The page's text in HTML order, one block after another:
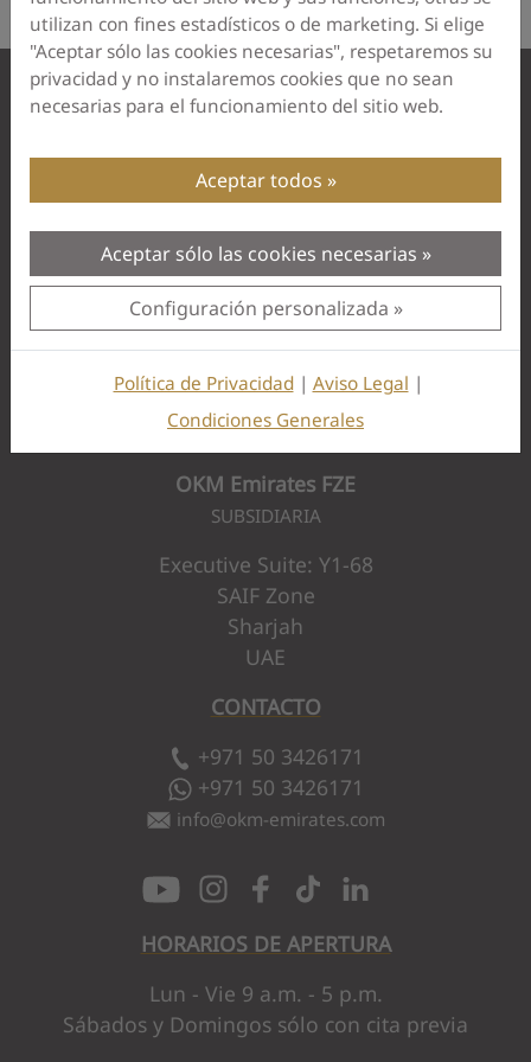
DIRECCIÓN
OKM Emirates FZE
SUBSIDIARIA
Executive Suite: Y1-68
SAIF Zone
Sharjah
UAE
CONTACTO
+971 50 3426171
+971 50 3426171
info@okm-emirates.com
HORARIOS DE APERTURA
Lun - Vie 9 a.m. - 5 p.m.
Sábados y Domingos sólo con cita previa
utilizan con fines estadísticos o de marketing. Si elige
"Aceptar sólo las cookies necesarias", respetaremos su
privacidad y no instalaremos cookies que no sean
necesarias para el funcionamiento del sitio web.
Aceptar todos
Aceptar sólo las cookies necesarias
Configuración personalizada
Política de Privacidad | Aviso Legal |
Condiciones Generales